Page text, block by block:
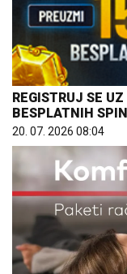
REGISTRUJ SE
BESPLATNIH
20. 07. 2026 08:04